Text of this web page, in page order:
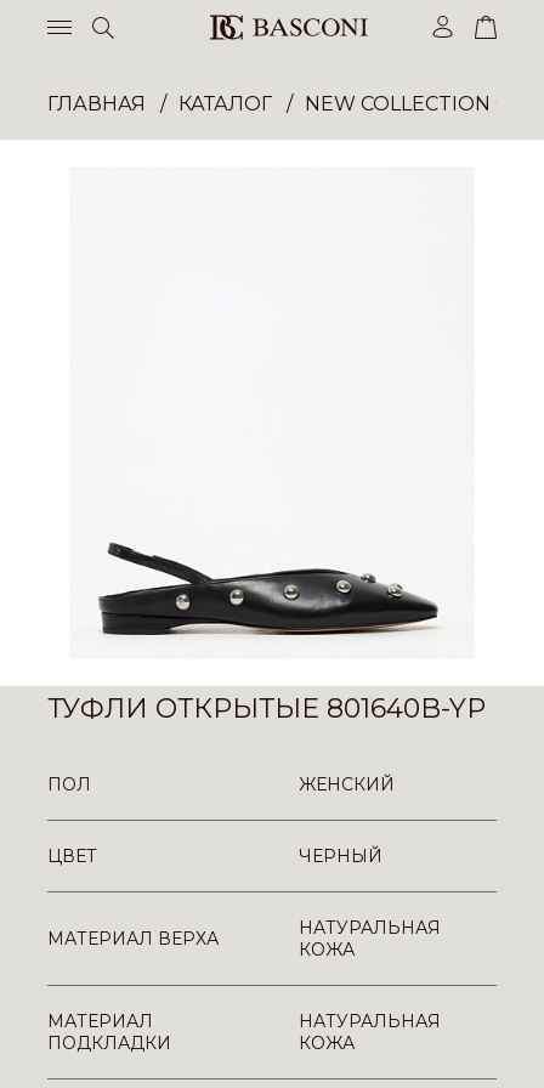
ГЛАВНАЯ КАТАЛОГ NEW COLLECTION
ТУФЛИ ОТКРЫТЫЕ 801640B-YP
ПОЛ ЖЕНСКИЙ
ЦВЕТ ЧЕРНЫЙ
МАТЕРИАЛ ВЕРХА
НАТУРАЛЬНАЯ
КОЖА
МАТЕРИАЛ
ПОДКЛАДКИ
НАТУРАЛЬНАЯ
КОЖА